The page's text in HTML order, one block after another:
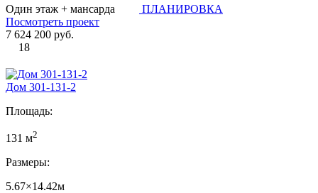
Один этаж + мансарда
ПЛАНИРОВКА
Посмотреть проект
7 624 200 руб.
18
Дом 301-131-2
Площадь:
131 м2
Размеры:
5.67×14.42м